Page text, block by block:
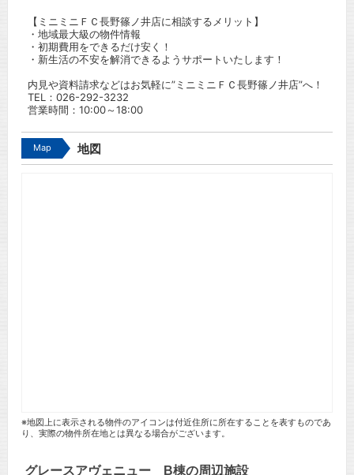
【ミニミニＦＣ長野篠ノ井店に相談するメリット】
・地域最大級の物件情報
・初期費用をできるだけ安く！
・新生活の不安を解消できるようサポートいたします！
内見や資料請求などはお気軽に”ミニミニＦＣ長野篠ノ井店”へ！
TEL： 026-292-3232
営業時間：10:00～18:00
Map 地図
※地図上に表示される物件のアイコンは付近住所に所在することを表すものであ
り、実際の物件所在地とは異なる場合がございます。
グレースアヴェニュー B棟の周辺施設